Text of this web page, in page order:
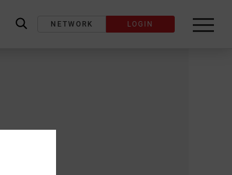
label_search
NETWORK LOGIN